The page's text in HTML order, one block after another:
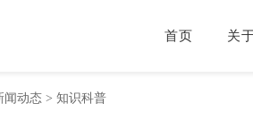
首页 关
闻动态 > 知识科普